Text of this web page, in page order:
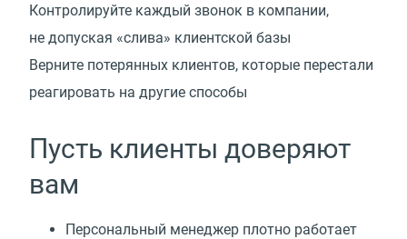
Контролируйте каждый звонок в компании,
не допуская «слива» клиентской базы
Верните потерянных клиентов, которые перестали
реагировать на другие способы
Пусть клиенты доверяют
вам
Персональный менеджер плотно работает